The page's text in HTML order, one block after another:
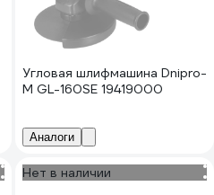
Угловая шлифмашина Dnipro-
M GL-160SE 19419000
Аналоги
Нет в наличии